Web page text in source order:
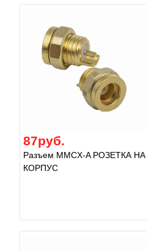
87руб.
Разъем MMCX-A РОЗЕТКА НА
КОРПУС